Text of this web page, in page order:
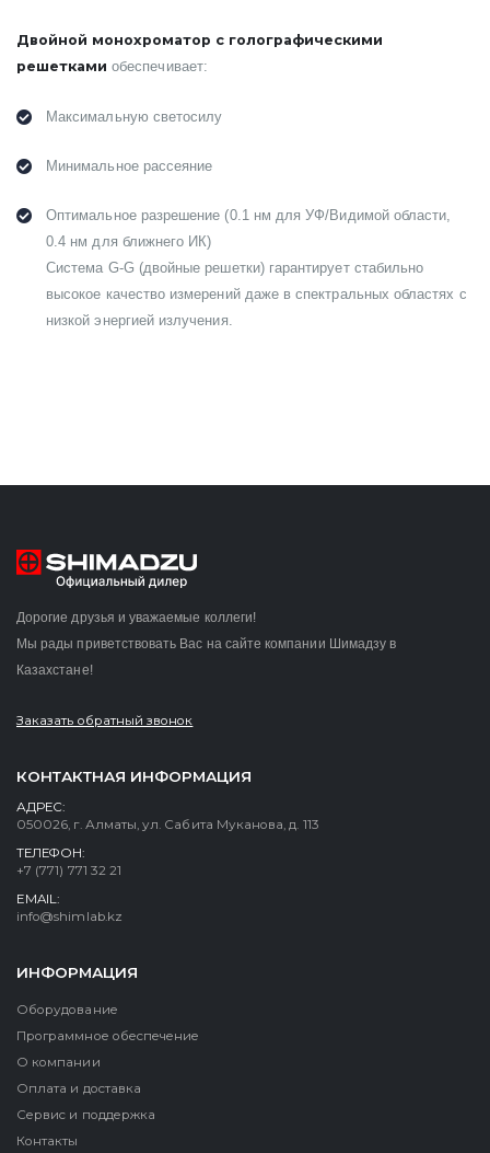
Двойной монохроматор с голографическими
решетками обеспечивает:
Максимальную светосилу
Минимальное рассеяние
Оптимальное разрешение (0.1 нм для УФ/Видимой области,
0.4 нм для ближнего ИК)
Система G-G (двойные решетки) гарантирует стабильно
высокое качество измерений даже в спектральных областях с
низкой энергией излучения.
Дорогие друзья и уважаемые коллеги!
Мы рады приветствовать Вас на сайте компании Шимадзу в
Казахстане!
Заказать обратный звонок
КОНТАКТНАЯ ИНФОРМАЦИЯ
АДРЕС:
050026, г. Алматы, ул. Сабита Муканова, д. 113
ТЕЛЕФОН:
+7 (771) 771 32 21
EMAIL:
info@shimlab.kz
ИНФОРМАЦИЯ
Оборудование
Программное обеспечение
О компании
Оплата и доставка
Сервис и поддержка
Контакты